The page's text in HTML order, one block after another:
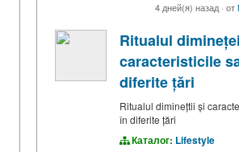
4 дней(я) назад· от
Ritualul
caracteristicile
diferite țări
Ritualul diminețtii și
în diferite țări
Каталог: Lifestyle